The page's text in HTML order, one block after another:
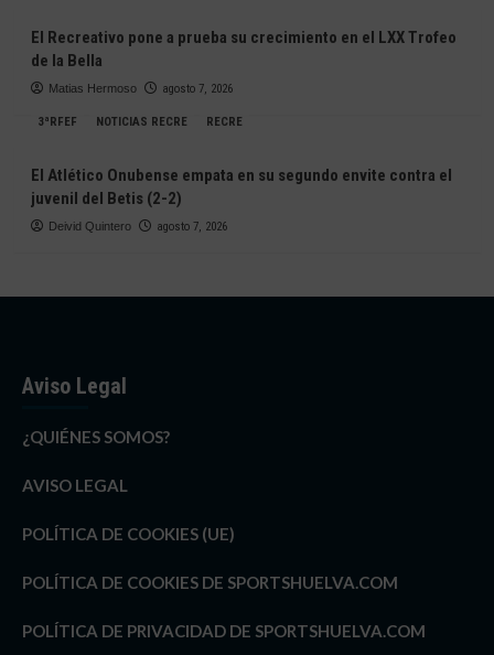
El Recreativo pone a prueba su crecimiento en el LXX Trofeo
de la Bella
Matias Hermoso agosto 7, 2026
3ªRFEF NOTICIAS RECRE RECRE
El Atlético Onubense empata en su segundo envite contra el
juvenil del Betis (2-2)
Deivid Quintero agosto 7, 2026
Aviso Legal
¿QUIÉNES SOMOS?
AVISO LEGAL
POLÍTICA DE COOKIES (UE)
POLÍTICA DE COOKIES DE SPORTSHUELVA.COM
POLÍTICA DE PRIVACIDAD DE SPORTSHUELVA.COM